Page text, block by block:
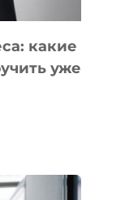
какие
уже